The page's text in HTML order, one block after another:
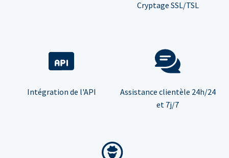
Cryptage SSL/TSL
Intégration de l'API
Assistance clientèle 24h/24
et 7j/7